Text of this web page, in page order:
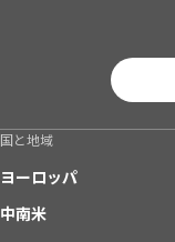
国と地域
ヨーロッパ
中南米